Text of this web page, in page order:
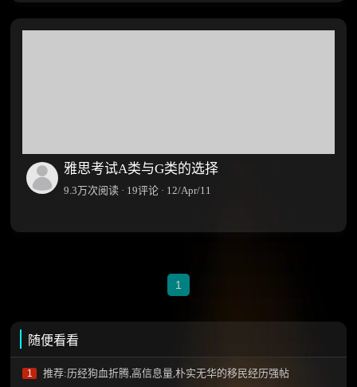
雅思考试A类与G类的选择
9.3万次阅读 · 19评论 · 12/Apr/11
1
随便看看
1 推荐:历经狗血折腾,高信息量,朴实无华的移民经历强帖